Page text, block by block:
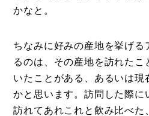
かなと。
ちなみに好みの産地を挙げる
るのは、その産地を訪れた
いたことがある、あるいは現
かと思います。訪問した際に
訪れてあれこれと飲み比べた